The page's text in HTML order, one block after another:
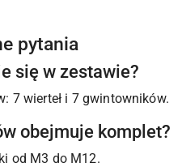
pytania
się w zestawie?
7 wierteł i 7 gwintowników.
obejmuje komplet?
od M3 do M12.